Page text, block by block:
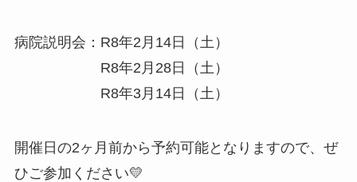
病院説明会： R8年2月14日（土）
R8年2月28日（土）
R8年3月14日（土）
開催日の2ヶ月前から予約可能となりますので、ぜ
ひご参加ください💛